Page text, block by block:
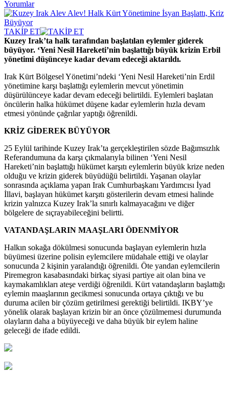
Yorumlar
TAKİP ET
Kuzey Irak’ta halk tarafından başlatılan eylemler giderek
büyüyor. ‘Yeni Nesil Hareketi’nin başlattığı büyük krizin Erbil
yönetimi düşünceye kadar devam edeceği aktarıldı.
Irak Kürt Bölgesel Yönetimi’ndeki ‘Yeni Nesil Hareketi’nin Erdil
yönetimine karşı başlattığı eylemlerin mevcut yönetimin
düşürülünceye kadar devam edeceği belirtildi. Eylemleri başlatan
öncülerin halka hükümet düşene kadar eylemlerin hızla devam
etmesi yönünde çağrılar yaptığı öğrenildi.
KRİZ GİDEREK BÜYÜYOR
25 Eylül tarihinde Kuzey Irak’ta gerçekleştirilen sözde Bağımsızlık
Referandumuna da karşı çıkmalarıyla bilinen ‘Yeni Nesil
Hareketi’nin başlattığı hükümet karşıtı eylemlerin büyük krize neden
olduğu ve krizin giderek büyüdüğü belirtildi. Yaşanan olaylar
sonrasında açıklama yapan Irak Cumhurbaşkanı Yardımcısı İyad
İllavi, başlayan hükümet karşıtı gösterilerin devam etmesi halinde
krizin yalnızca Kuzey Irak’la sınırlı kalmayacağını ve diğer
bölgelere de sıçrayabileceğini belirtti.
VATANDAŞLARIN MAAŞLARI ÖDENMİYOR
Halkın sokağa dökülmesi sonucunda başlayan eylemlerin hızla
büyümesi üzerine polisin eylemcilere müdahale ettiği ve olaylar
sonucunda 2 kişinin yaralandığı öğrenildi. Öte yandan eylemcilerin
Piremegron kasabasındaki birkaç siyasi partiye ait olan bina ve
kaymakamlıkları ateşe verdiği öğrenildi. Kürt vatandaşların başlattığı
eylemin maaşlarının gecikmesi sonucunda ortaya çıktığı ve bu
duruma acilen bir çözüm getirilmesi gerektiği belirtildi. IKBY’ye
yönelik olarak başlayan krizin bir an önce çözülmemesi durumunda
olayların daha a büyüyeceği ve daha büyük bir eylem haline
geleceği de ifade edildi.